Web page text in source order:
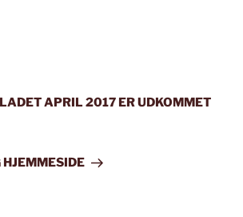
APRIL 2017 ER UDKOMMET
HJEMMESIDE